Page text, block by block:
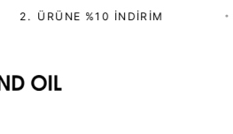
2.⁠ ⁠ÜRÜNE %10 İNDIRIM